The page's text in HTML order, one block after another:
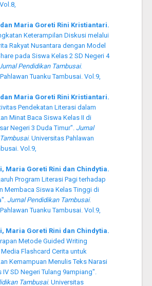
Maria Goreti Rini Kristiantari.
Keterampilan Diskusi melalui
Rakyat Nusantara dengan Model
pada Siswa Kelas 2 SD Negeri 4
Pendidikan Tambusai.
Tuanku Tambusai. Vol.9,
Maria Goreti Rini Kristiantari.
Pendekatan Literasi dalam
Minat Baca Siswa Kelas II di
Negeri 3 Duda Timur". Jurnal
. Universitas Pahlawan
Vol.9,
Maria Goreti Rini dan Chindytia.
Program Literasi Pagi terhadap
Membaca Siswa Kelas Tinggi di
Jurnal Pendidikan Tambusai.
Tuanku Tambusai. Vol.9,
Maria Goreti Rini dan Chindytia.
Metode Guided Writing
Flashcard Cerita untuk
Kemampuan Menulis Teks Narasi
IV SD Negeri Tulang 9ampiang".
Tambusai. Universitas